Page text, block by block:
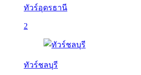
ทัวร์อุดรธานี
2
ทัวร์ชลบุรี